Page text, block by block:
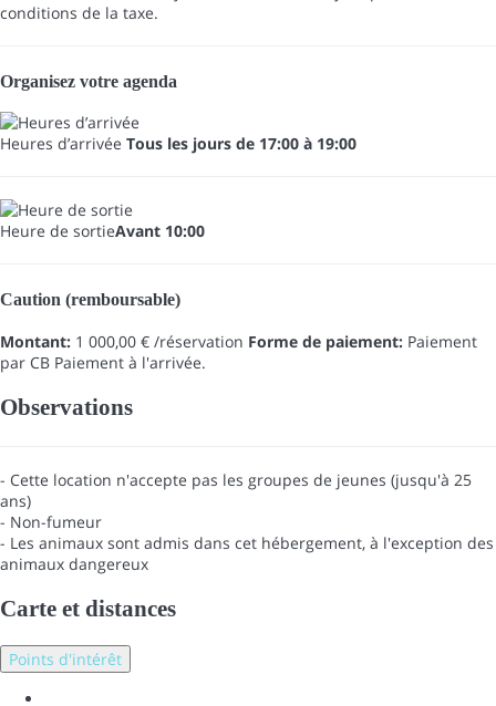
conditions de la taxe.
Organisez votre agenda
Heures d’arrivée Tous les jours de 17:00 à 19:00
Heure de sortieAvant 10:00
Caution (remboursable)
Montant: 1 000,00 € /réservation Forme de paiement: Paiement
par CB Paiement à l'arrivée.
Observations
- Cette location n'accepte pas les groupes de jeunes (jusqu'à 25
ans)
- Non-fumeur
- Les animaux sont admis dans cet hébergement, à l'exception des
animaux dangereux
Carte et distances
Points d'intérêt